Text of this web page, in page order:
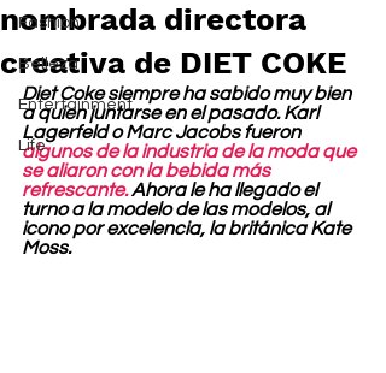
Fashion
Belleza
Entertainment
Life
nombrada directora
creativa de DIET COKE
Diet Coke siempre ha sabido muy bien
a quien juntarse en el pasado. Karl
Lagerfeld o Marc Jacobs fueron
algunos de la industria de la moda que
se aliaron con la bebida más
refrescante. Ahora le ha llegado el
turno a la modelo de las modelos, al
icono por excelencia, la británica Kate
Moss.